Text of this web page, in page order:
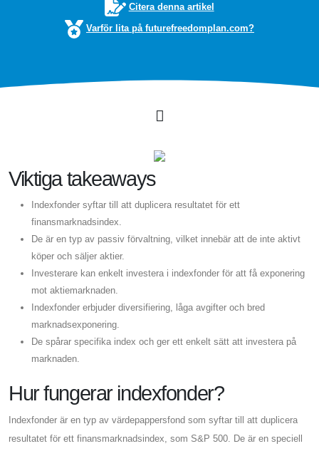
Citera denna artikel
Varför lita på futurefreedomplan.com?
Viktiga takeaways
Indexfonder syftar till att duplicera resultatet för ett
finansmarknadsindex.
De är en typ av passiv förvaltning, vilket innebär att de inte aktivt
köper och säljer aktier.
Investerare kan enkelt investera i indexfonder för att få exponering
mot aktiemarknaden.
Indexfonder erbjuder diversifiering, låga avgifter och bred
marknadsexponering.
De spårar specifika index och ger ett enkelt sätt att investera på
marknaden.
Hur fungerar indexfonder?
Indexfonder är en typ av värdepappersfond som syftar till att duplicera
resultatet för ett finansmarknadsindex, som S&P 500. De är en speciell